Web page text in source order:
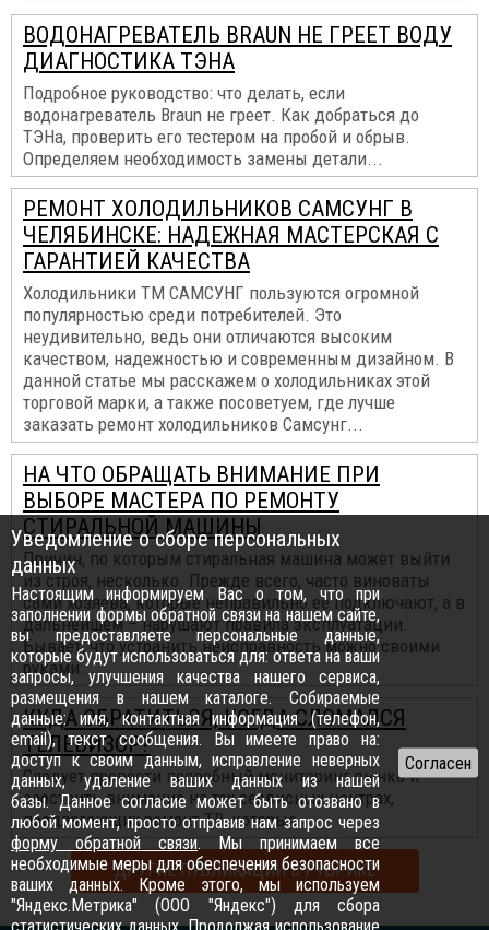
ВОДОНАГРЕВАТЕЛЬ BRAUN НЕ ГРЕЕТ ВОДУ
ДИАГНОСТИКА ТЭНА
Подробное руководство: что делать, если
водонагреватель Braun не греет. Как добраться до
ТЭНа, проверить его тестером на пробой и обрыв.
Определяем необходимость замены детали...
РЕМОНТ ХОЛОДИЛЬНИКОВ САМСУНГ В
ЧЕЛЯБИНСКЕ: НАДЕЖНАЯ МАСТЕРСКАЯ С
ГАРАНТИЕЙ КАЧЕСТВА
Холодильники ТМ САМСУНГ пользуются огромной
популярностью среди потребителей. Это
неудивительно, ведь они отличаются высоким
качеством, надежностью и современным дизайном. В
данной статье мы расскажем о холодильниках этой
торговой марки, а также посоветуем, где лучше
заказать ремонт холодильников Самсунг...
НА ЧТО ОБРАЩАТЬ ВНИМАНИЕ ПРИ
ВЫБОРЕ МАСТЕРА ПО РЕМОНТУ
СТИРАЛЬНОЙ МАШИНЫ
Причин, по которым стиральная машина может выйти
из строя, несколько. Прежде всего, часто виноваты
сами хозяева, которые неправильно ее подключают, а в
дальнейшем – нарушают правила эксплуатации.
Бывает, что устранить неисправность можно своими
руками...
КУДА ОБРАТИТЬСЯ, КОГДА СЛОМАЛСЯ
ТЕЛЕВИЗОР?
Следует провести подробный мониторинг рынка и
заострить внимание на тех сервисных центрах,
предлагающих ремонт ТВ, которые
ДРУГИЕ ПУБЛИКАЦИИ В РУБРИКЕ
Уведомление о сборе персональных
данных
Настоящим информируем Вас о том, что при
заполнении формы обратной связи на нашем сайте,
вы предоставляете персональные данные,
которые будут использоваться для: ответа на ваши
запросы, улучшения качества нашего сервиса,
размещения в нашем каталоге. Собираемые
данные: имя, контактная информация (телефон,
email), текст сообщения. Вы имеете право на:
доступ к своим данным, исправление неверных
данных, удаление ваших данных из нашей
базы. Данное согласие может быть отозвано в
любой момент, просто отправив нам запрос через
форму обратной связи. Мы принимаем все
необходимые меры для обеспечения безопасности
ваших данных. Кроме этого, мы используем
"Яндекс.Метрика" (ООО "Яндекс") для сбора